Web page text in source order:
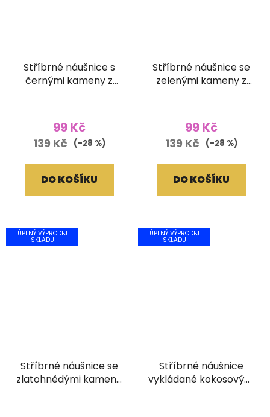
Stříbrné náušnice s
černými kameny z
99 Kč
139 Kč (–28 %)
DO KOŠÍKU
Stříbrné náušnice se
zelenými kameny z
99 Kč
139 Kč (–28 %)
DO KOŠÍKU
ÚPLNÝ VÝPRODEJ
SKLADU
Stříbrné náušnice se
zlatohnědými kameny
ÚPLNÝ VÝPRODEJ
SKLADU
Stříbrné náušnice
vykládané kokosovým